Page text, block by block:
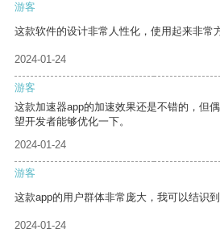
游客
这款软件的设计非常人性化，使用起来非常
2024-01-24
游客
这款加速器app的加速效果还是不错的，但
望开发者能够优化一下。
2024-01-24
游客
这款app的用户群体非常庞大，我可以结识
2024-01-24